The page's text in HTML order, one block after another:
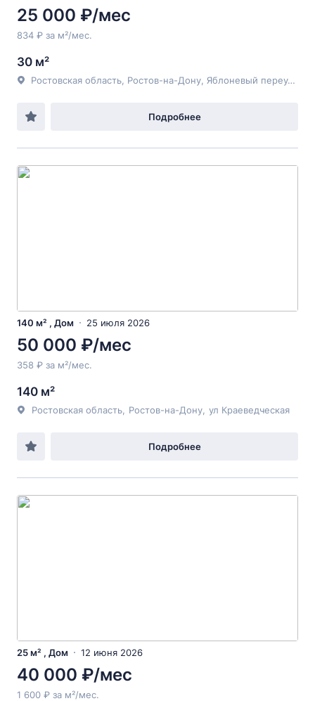
25 000 ₽/мес
834 ₽ за м²/мес.
30 м²
Ростовская область, Ростов-на-Дону, Яблоневый переулок
Подробнее
140 м² , Дом 25 июля 2026
50 000 ₽/мес
358 ₽ за м²/мес.
140 м²
Ростовская область Ростов-на-Дону ул Краеведческая
Подробнее
25 м² , Дом 12 июня 2026
40 000 ₽/мес
1 600 ₽ за м²/мес.